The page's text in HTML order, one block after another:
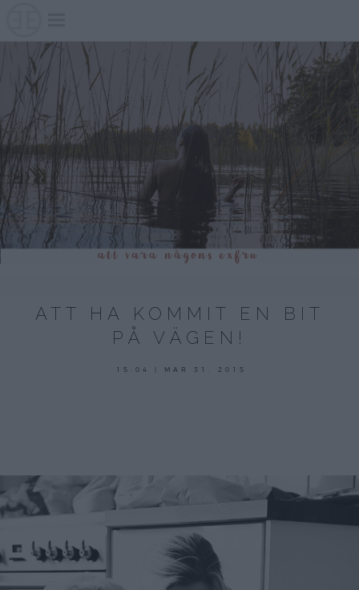
content
ATT HA KOMMIT EN BIT
PÅ VÄGEN!
15:04 | MAR 31. 2015